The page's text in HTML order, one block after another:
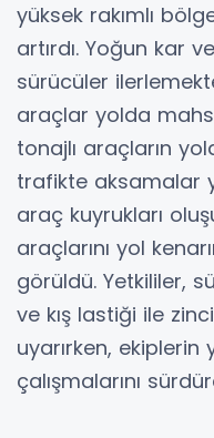
yüksek rakımlı
artırdı. Yoğun kar
sürücüler
araçlar yolda
tonajlı araçların
trafikte aksamalar
araç kuyrukları
araçlarını yol
görüldü. Yetkililer,
ve kış lastiği ile
uyarırken,
çalışmalarını